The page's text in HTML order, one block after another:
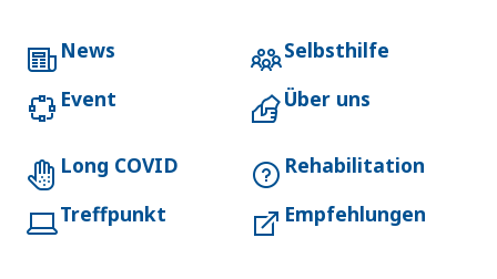
News
Selbsthilfe
Event
Über uns
Long COVID
Rehabilitation
Treffpunkt
Empfehlungen